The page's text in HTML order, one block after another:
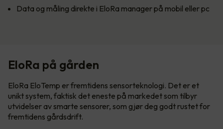
Data og måling direkte i EloRa manager på mobil eller pc
EloRa på gården
EloRa EloTemp er fremtidens sensorteknologi. Det er et
unikt system, faktisk det eneste på markedet som tilbyr
utvidelser av smarte sensorer, som gjør deg godt rustet for
fremtidens gårdsdrift.